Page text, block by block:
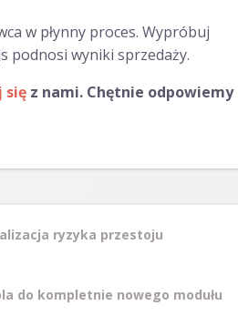
w płynny proces. Wypróbuj
podnosi wyniki sprzedaży.
się z nami. Chętnie odpowiemy
ryzyka przestoju
do kompletnie nowego modułu